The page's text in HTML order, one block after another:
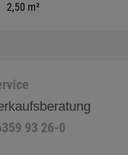
2,50 m²
93 26-0